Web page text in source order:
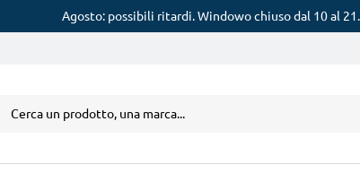
Agosto: possibili ritardi. Windowo chiuso dal 10 al